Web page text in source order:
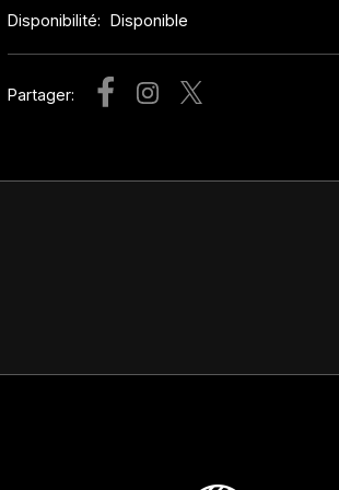
Disponibilité: Disponible
Partager: